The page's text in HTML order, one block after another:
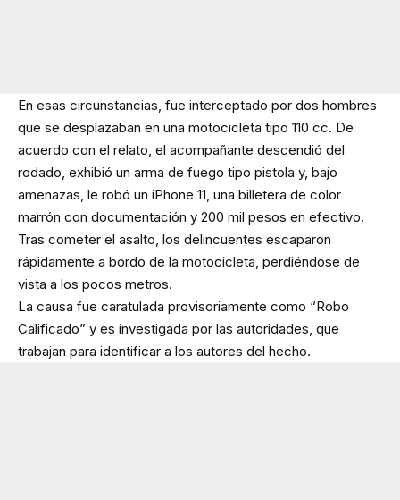
En esas circunstancias, fue interceptado por dos hombres
que se desplazaban en una motocicleta tipo 110 cc. De
acuerdo con el relato, el acompañante descendió del
rodado, exhibió un arma de fuego tipo pistola y, bajo
amenazas, le robó un iPhone 11, una billetera de color
marrón con documentación y 200 mil pesos en efectivo.
Tras cometer el asalto, los delincuentes escaparon
rápidamente a bordo de la motocicleta, perdiéndose de
vista a los pocos metros.
La causa fue caratulada provisoriamente como “Robo
Calificado” y es investigada por las autoridades, que
trabajan para identificar a los autores del hecho.